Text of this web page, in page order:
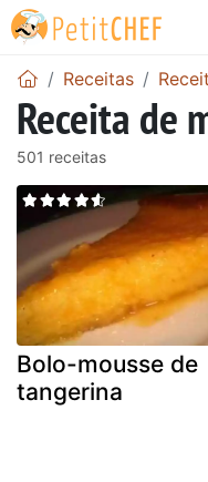
Receitas
Receita de
501 receitas
Bolo-mousse de
tangerina